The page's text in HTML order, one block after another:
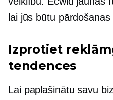
lai jūs būtu
Izprotiet
tendences
Lai paplašinātu savu